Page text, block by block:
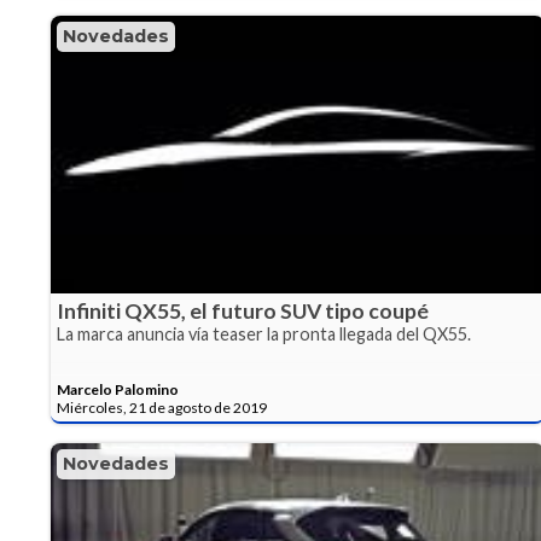
Novedades
Infiniti QX55, el futuro SUV tipo coupé
La marca anuncia vía teaser la pronta llegada del QX55.
Marcelo Palomino
Miércoles, 21 de agosto de 2019
Novedades